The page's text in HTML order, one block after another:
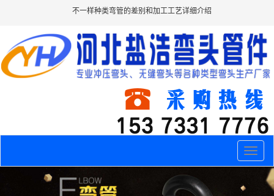
不一样种类弯管的差别和加工工艺详细介绍
Toggle